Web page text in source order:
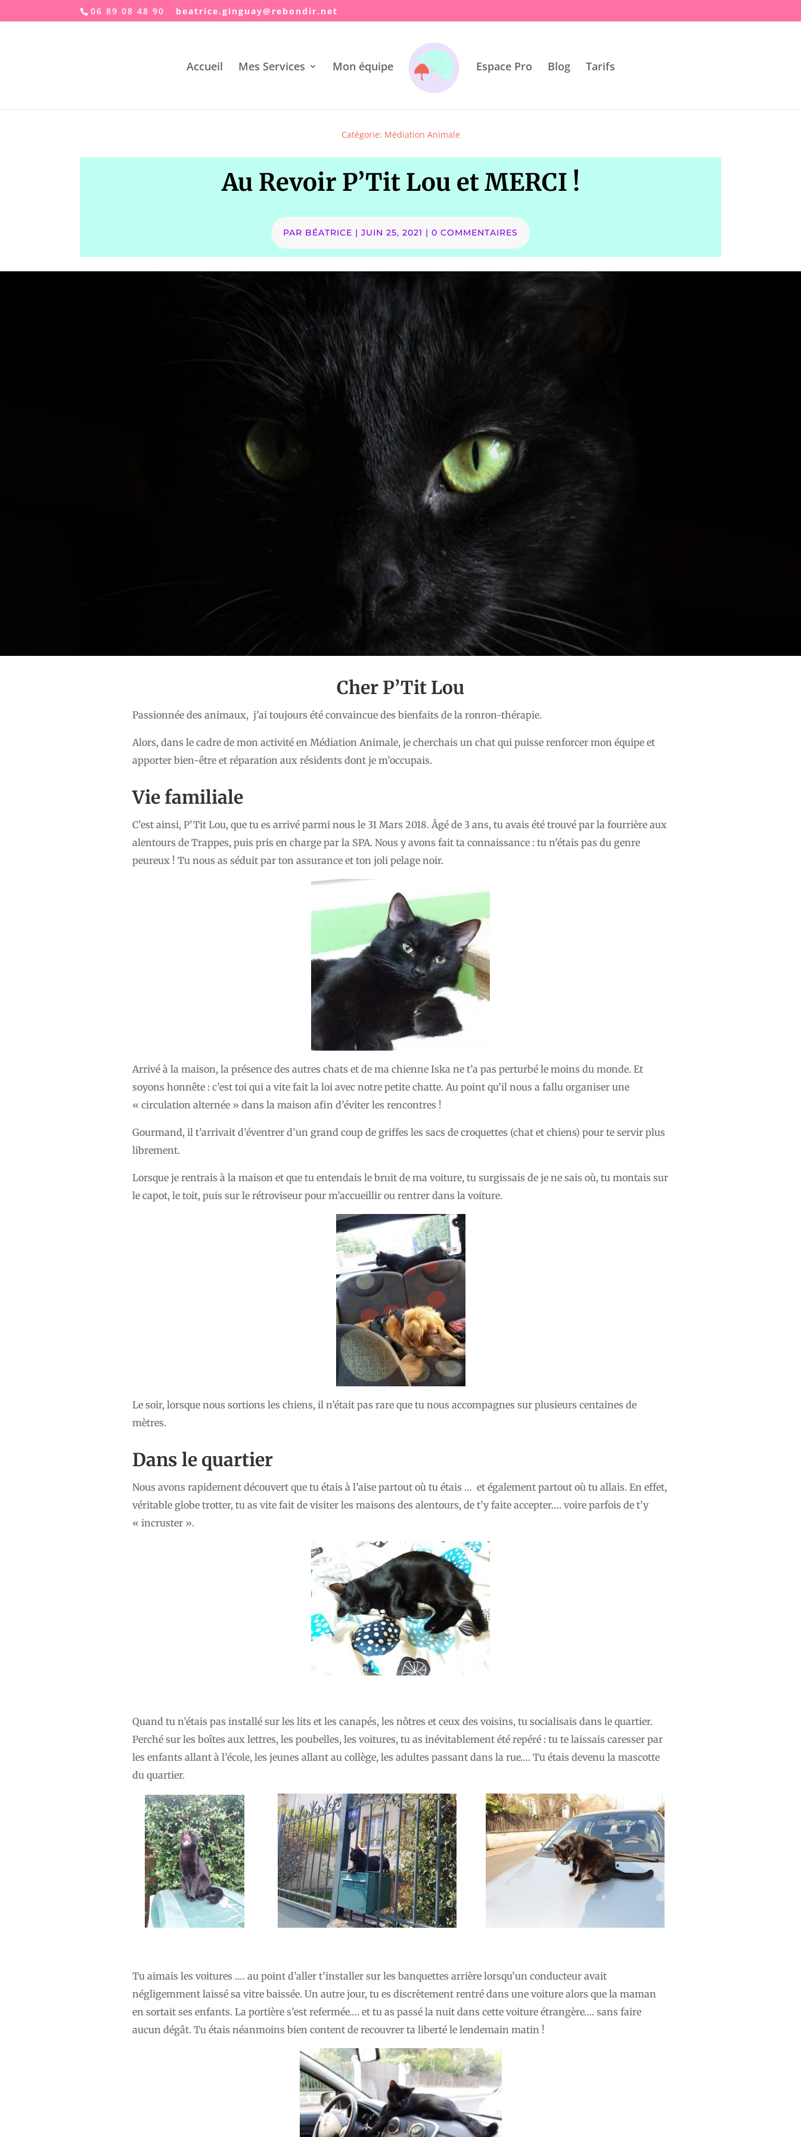
06 89 08 48 90 ten.r
idnob
er@ya
ugnig
.ecir
taeb
Accueil Mes Services Mon équipe Espace Pro Blog Tarifs
Catégorie: Médiation Animale
Au Revoir P’Tit Lou et MERCI !
PAR BÉATRICE | JUIN 25, 2021 | 0 COMMENTAIRES
Cher P’Tit Lou
Passionnée des animaux, j’ai toujours été convaincue des bienfaits de la ronron-thérapie.
Alors, dans le cadre de mon activité en Médiation Animale, je cherchais un chat qui puisse renforcer mon équipe et
apporter bien-être et réparation aux résidents dont je m’occupais.
Vie familiale
C’est ainsi, P’Tit Lou, que tu es arrivé parmi nous le 31 Mars 2018. Âgé de 3 ans, tu avais été trouvé par la fourrière aux
alentours de Trappes, puis pris en charge par la SPA. Nous y avons fait ta connaissance : tu n’étais pas du genre
peureux ! Tu nous as séduit par ton assurance et ton joli pelage noir.
Arrivé à la maison, la présence des autres chats et de ma chienne Iska ne t’a pas perturbé le moins du monde. Et
soyons honnête : c’est toi qui a vite fait la loi avec notre petite chatte. Au point qu’il nous a fallu organiser une
« circulation alternée » dans la maison afin d’éviter les rencontres !
Gourmand, il t’arrivait d’éventrer d’un grand coup de griffes les sacs de croquettes (chat et chiens) pour te servir plus
librement.
Lorsque je rentrais à la maison et que tu entendais le bruit de ma voiture, tu surgissais de je ne sais où, tu montais sur
le capot, le toit, puis sur le rétroviseur pour m’accueillir ou rentrer dans la voiture.
Le soir, lorsque nous sortions les chiens, il n’était pas rare que tu nous accompagnes sur plusieurs centaines de
mètres.
Dans le quartier
Nous avons rapidement découvert que tu étais à l’aise partout où tu étais … et également partout où tu allais. En effet,
véritable globe trotter, tu as vite fait de visiter les maisons des alentours, de t’y faite accepter…. voire parfois de t’y
« incruster ».
Quand tu n’étais pas installé sur les lits et les canapés, les nôtres et ceux des voisins, tu socialisais dans le quartier.
Perché sur les boîtes aux lettres, les poubelles, les voitures, tu as inévitablement été repéré : tu te laissais caresser par
les enfants allant à l’école, les jeunes allant au collège, les adultes passant dans la rue…. Tu étais devenu la mascotte
du quartier.
Tu aimais les voitures …. au point d’aller t’installer sur les banquettes arrière lorsqu’un conducteur avait
négligemment laissé sa vitre baissée. Un autre jour, tu es discrètement rentré dans une voiture alors que la maman
en sortait ses enfants. La portière s’est refermée…. et tu as passé la nuit dans cette voiture étrangère…. sans faire
aucun dégât. Tu étais néanmoins bien content de recouvrer ta liberté le lendemain matin !